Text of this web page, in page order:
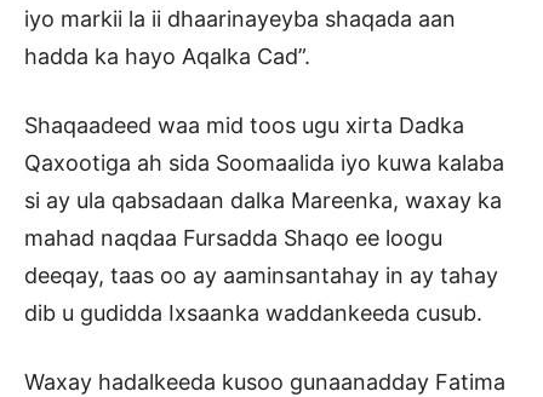
iyo markii la ii dhaarinayeyba shaqada aan
hadda ka hayo Aqalka Cad”.
Shaqaadeed waa mid toos ugu xirta Dadka
Qaxootiga ah sida Soomaalida iyo kuwa kalaba
si ay ula qabsadaan dalka Mareenka, waxay ka
mahad naqdaa Fursadda Shaqo ee loogu
deeqay, taas oo ay aaminsantahay in ay tahay
dib u gudidda Ixsaanka waddankeeda cusub.
Waxay hadalkeeda kusoo gunaanadday Fatima